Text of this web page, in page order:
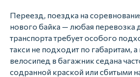
Переезд, поездка на
нового байка — любая перевозка
транспорта требует особого
такси не подходит по габаритам, а
велосипед в багажник седана
содранной краской или сбитыми